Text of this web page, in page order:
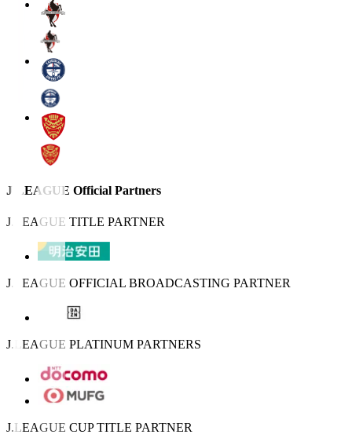
J.LEAGUE Official Partners
J.LEAGUE TITLE PARTNER
J.LEAGUE OFFICIAL BROADCASTING PARTNER
J.LEAGUE PLATINUM PARTNERS
J.LEAGUE CUP TITLE PARTNER